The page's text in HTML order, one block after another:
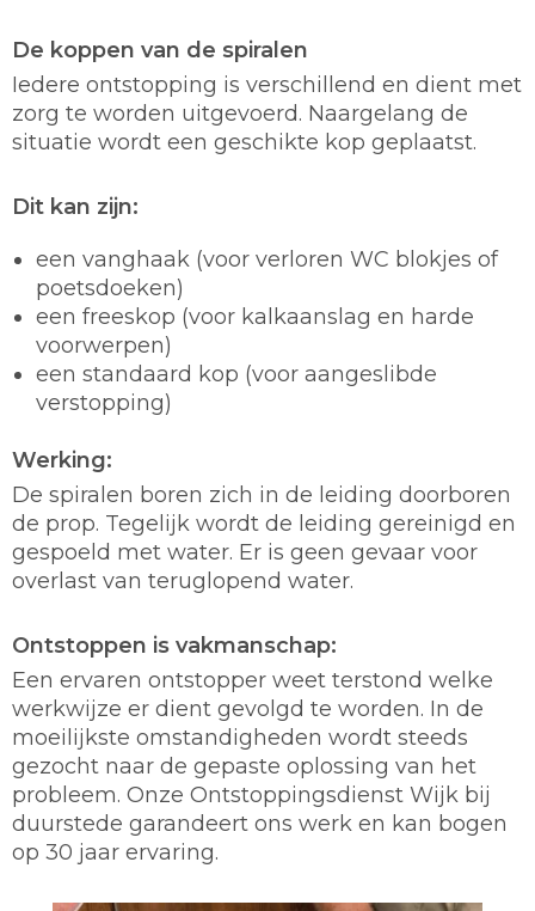
De koppen van de spiralen
Iedere ontstopping is verschillend en dient met
zorg te worden uitgevoerd. Naargelang de
situatie wordt een geschikte kop geplaatst.
Dit kan zijn:
een vanghaak (voor verloren WC blokjes of
poetsdoeken)
een freeskop (voor kalkaanslag en harde
voorwerpen)
een standaard kop (voor aangeslibde
verstopping)
Werking:
De spiralen boren zich in de leiding doorboren
de prop. Tegelijk wordt de leiding gereinigd en
gespoeld met water. Er is geen gevaar voor
overlast van teruglopend water.
Ontstoppen is vakmanschap:
Een ervaren ontstopper weet terstond welke
werkwijze er dient gevolgd te worden. In de
moeilijkste omstandigheden wordt steeds
gezocht naar de gepaste oplossing van het
probleem. Onze Ontstoppingsdienst Wijk bij
duurstede garandeert ons werk en kan bogen
op 30 jaar ervaring.